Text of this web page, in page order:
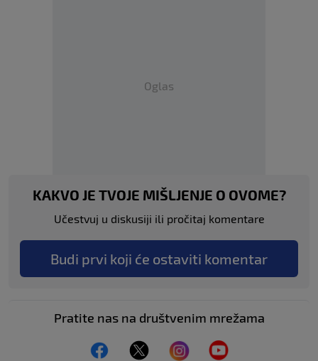
Oglas
KAKVO JE TVOJE MIŠLJENJE O OVOME?
Učestvuj u diskusiji ili pročitaj komentare
Budi prvi koji će ostaviti komentar
Pratite nas na društvenim mrežama